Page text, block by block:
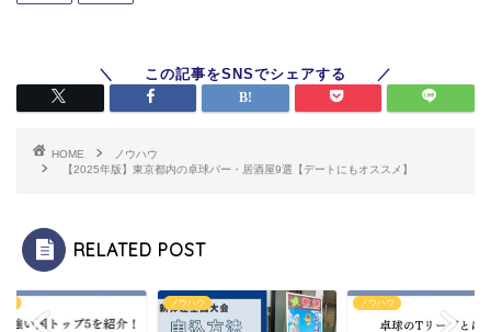
HOME
ノウハウ
【2025年版】東京都内の卓球バー・居酒屋9選【デートにもオススメ】
RELATED POST
ノウハウ ノウハウ